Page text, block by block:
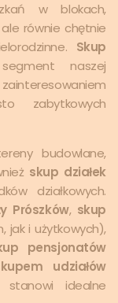
w blokach,
równie chętnie
Skup
naszej
zabytkowych
budowlane,
skup działek
działkowych.
Prószków, skup
jak i użytkowych),
pensjonatów
udziałów
idealne